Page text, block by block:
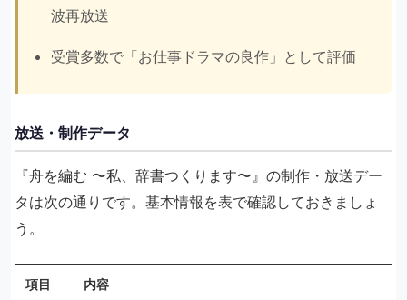
波再放送
受賞多数で「お仕事ドラマの良作」として評価
放送・制作データ
『舟を編む 〜私、辞書つくります〜』の制作・放送デー
タは次の通りです。基本情報を表で確認しておきましょ
う。
項目 内容